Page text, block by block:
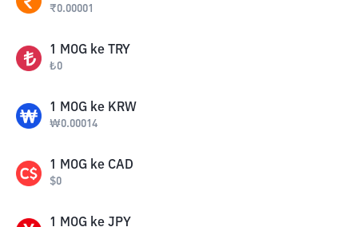
₹0.00001
1 MOG ke TRY
₺0
1 MOG ke KRW
₩0.00014
1 MOG ke CAD
$0
1 MOG ke JPY